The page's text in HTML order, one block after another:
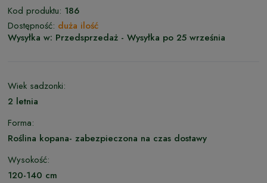
Kod produktu: 186
Dostępność: duża ilość
Wysyłka w: Przedsprzedaż - Wysyłka po 25 września
Wiek sadzonki:
2 letnia
Forma:
Roślina kopana- zabezpieczona na czas dostawy
Wysokość:
120-140 cm